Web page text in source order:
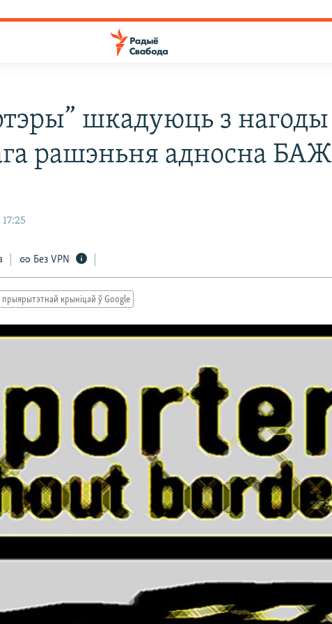
шкадуюць з нагоды
рашэньня адносна БАЖ
Без VPN
прыярытэтнай крыніцай ў Google